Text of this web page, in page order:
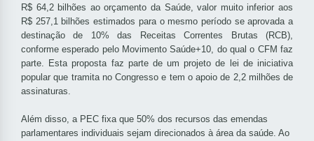
R$ 64,2 bilhões ao orçamento da Saúde, valor muito inferior aos
R$ 257,1 bilhões estimados para o mesmo período se aprovada a
destinação de 10% das Receitas Correntes Brutas (RCB),
conforme esperado pelo Movimento Saúde+10, do qual o CFM faz
parte. Esta proposta faz parte de um projeto de lei de iniciativa
popular que tramita no Congresso e tem o apoio de 2,2 milhões de
assinaturas.
Além disso, a PEC fixa que 50% dos recursos das emendas
parlamentares individuais sejam direcionados à área da saúde. Ao